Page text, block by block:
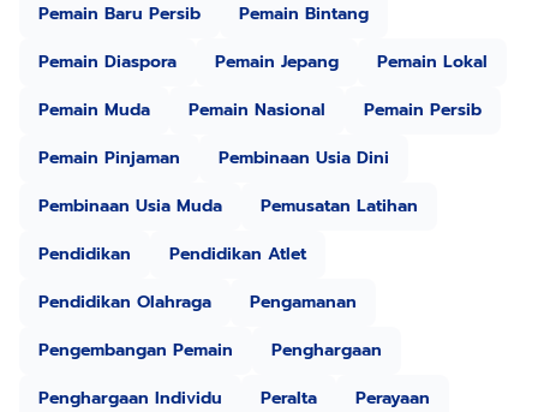
Pemain Baru Persib
Pemain Bintang
Pemain Diaspora
Pemain Jepang
Pemain Lokal
Pemain Muda
Pemain Nasional
Pemain Persib
Pemain Pinjaman
Pembinaan Usia Dini
Pembinaan Usia Muda
Pemusatan Latihan
Pendidikan
Pendidikan Atlet
Pendidikan Olahraga
Pengamanan
Pengembangan Pemain
Penghargaan
Penghargaan Individu
Peralta Perayaan